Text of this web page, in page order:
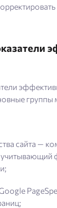
группы
сайта —
учитывающий